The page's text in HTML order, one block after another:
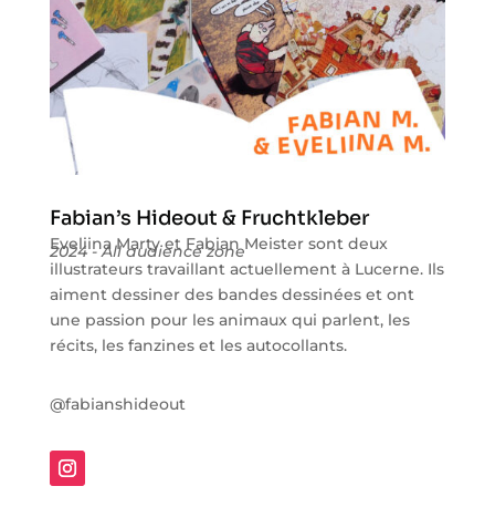
Fabian’s Hideout & Fruchtkleber
2024 - All audience zone
Eveliina Marty et Fabian Meister sont deux
illustrateurs travaillant actuellement à Lucerne. Ils
aiment dessiner des bandes dessinées et ont
une passion pour les animaux qui parlent, les
récits, les fanzines et les autocollants.
@fabianshideout